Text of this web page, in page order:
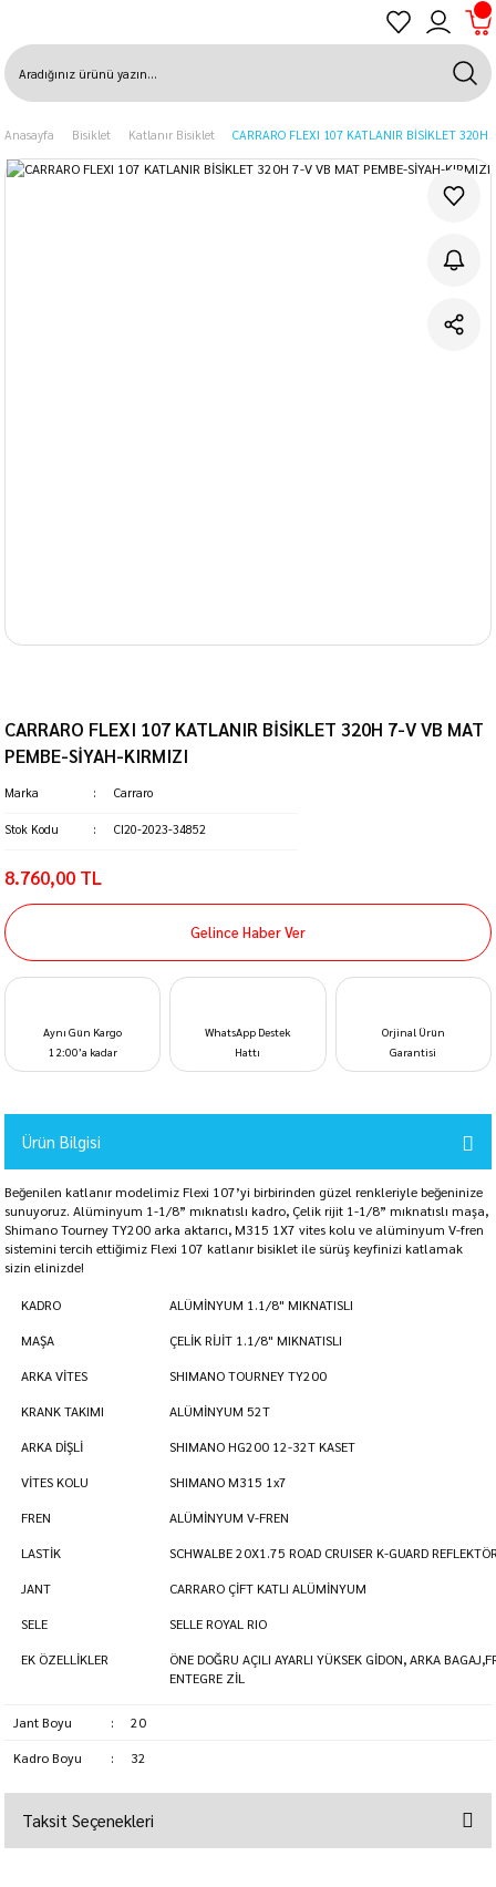
Anasayfa Bisiklet Katlanır Bisiklet CARRARO FLEXI 107 KATLANIR BİSİKLET
CARRARO FLEXI 107 KATLANIR BİSİKLET 320H 7-V VB MAT
PEMBE-SİYAH-KIRMIZI
Marka Carraro
Stok Kodu CI20-2023-34852
8.760,00 TL
Gelince Haber Ver
Aynı Gün Kargo
12:00’a kadar
WhatsApp Destek
Hattı
Orjinal Ürün
Garantisi
Ürün Bilgisi
Beğenilen katlanır modelimiz Flexi 107’yi birbirinden güzel renkleriyle beğeninize
sunuyoruz. Alüminyum 1-1/8” mıknatıslı kadro, Çelik rijit 1-1/8” mıknatıslı maşa,
Shimano Tourney TY200 arka aktarıcı, M315 1X7 vites kolu ve alüminyum V-fren
sistemini tercih ettiğimiz Flexi 107 katlanır bisiklet ile sürüş keyfinizi katlamak
sizin elinizde!
KADRO
ALÜMİNYUM 1.1/8" MIKNATISLI
MAŞA
ÇELİK RİJİT 1.1/8" MIKNATISLI
ARKA VİTES
SHIMANO TOURNEY TY200
KRANK TAKIMI
ALÜMİNYUM 52T
ARKA DİŞLİ
SHIMANO HG200 12-32T KASET
VİTES KOLU
SHIMANO M315 1x7
FREN
ALÜMİNYUM V-FREN
LASTİK
SCHWALBE 20X1.75 ROAD CRUISER K-GUARD
JANT
CARRARO ÇİFT KATLI ALÜMİNYUM
SELE
SELLE ROYAL RIO
EK ÖZELLİKLER
ÖNE DOĞRU AÇILI AYARLI YÜKSEK GİDON, ARKA
ENTEGRE ZİL
Jant Boyu :
20
Kadro Boyu
: 32
Taksit Seçenekleri